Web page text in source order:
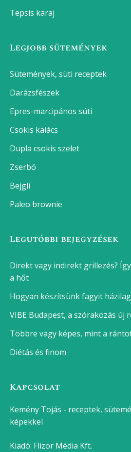
Tepsis karaj
Legjobb sütemények
Sütemények, süti receptek
Darázsfészek
Epres-marcipános süti
Csokis kalács
Dupla csokis szelet
Zserbó
Bejgli
Paleo brownie
Legutóbbi bejegyzések
Direkt vagy indirekt grillezés?
a hőt
Hogyan készítsünk fagyit
VIBE Budapest, a szórakozás új
Többre vagy képes, mint a
Diétás és finom
Kapcsolat
Kemény Tojás - receptek,
képekkel
Kiadó: Flizor Média Kft.